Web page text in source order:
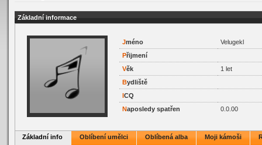
Základní informace
Jméno
Velugekl
Přijmení
Věk
1 let
Bydliště
ICQ
Naposledy spatřen 0.0.00
Základní info Oblíbení umělci Oblíbená alba Moji kámoši